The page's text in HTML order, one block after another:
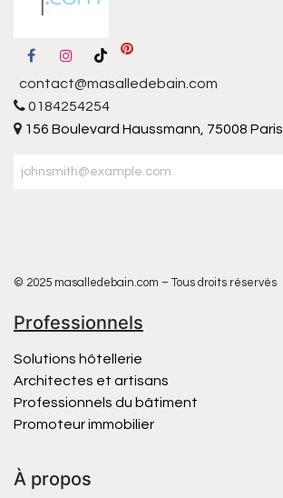
contact@masalledebain.com
0184254254
156 Boulevard Haussmann, 75008 Paris
© 2025 masalledebain.com – Tous droits réservés
Professionnels
Solutions hôtellerie
Architectes et artisans
Professionnels du bâtiment
Promoteur immobilier
À propos